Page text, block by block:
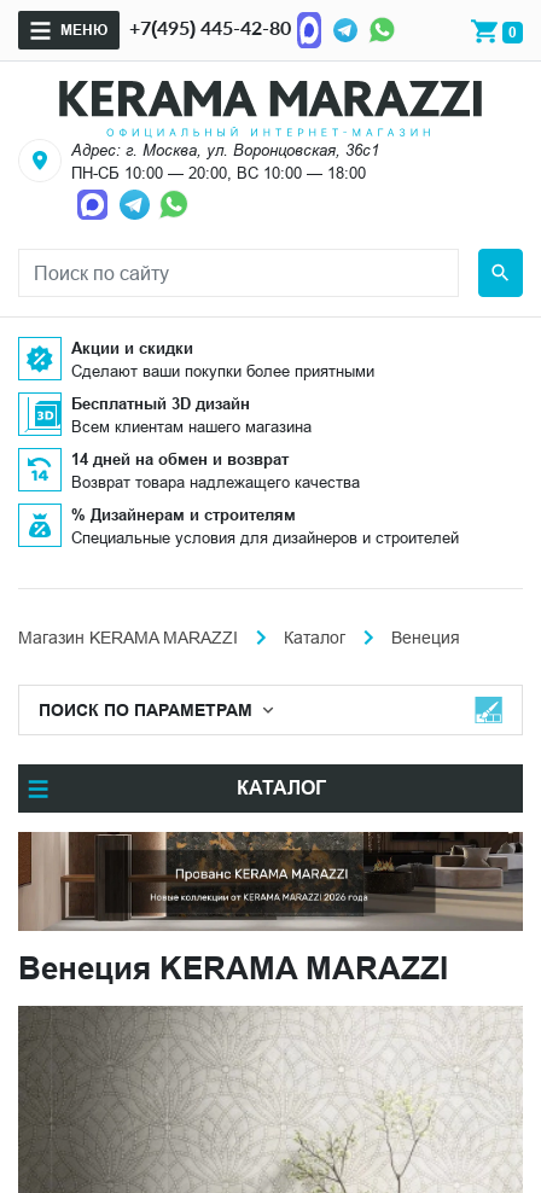
МЕНЮ +7(495) 445-42-80 0
Адрес: г. Москва, ул. Воронцовская, 36с1
ПН-СБ 10:00 — 20:00, ВС 10:00 — 18:00
Акции и скидки
Сделают ваши покупки более приятными
Бесплатный 3D дизайн
Всем клиентам нашего магазина
14 дней на обмен и возврат
Возврат товара надлежащего качества
% Дизайнерам и строителям
Специальные условия для дизайнеров и строителей
Магазин KERAMA MARAZZI Каталог Венеция
ПОИСК ПО ПАРАМЕТРАМ
КАТАЛОГ
Венеция KERAMA MARAZZI